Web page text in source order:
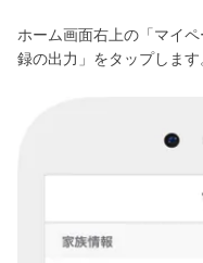
ホーム画面右上の「マイ
録の出力」をタップします